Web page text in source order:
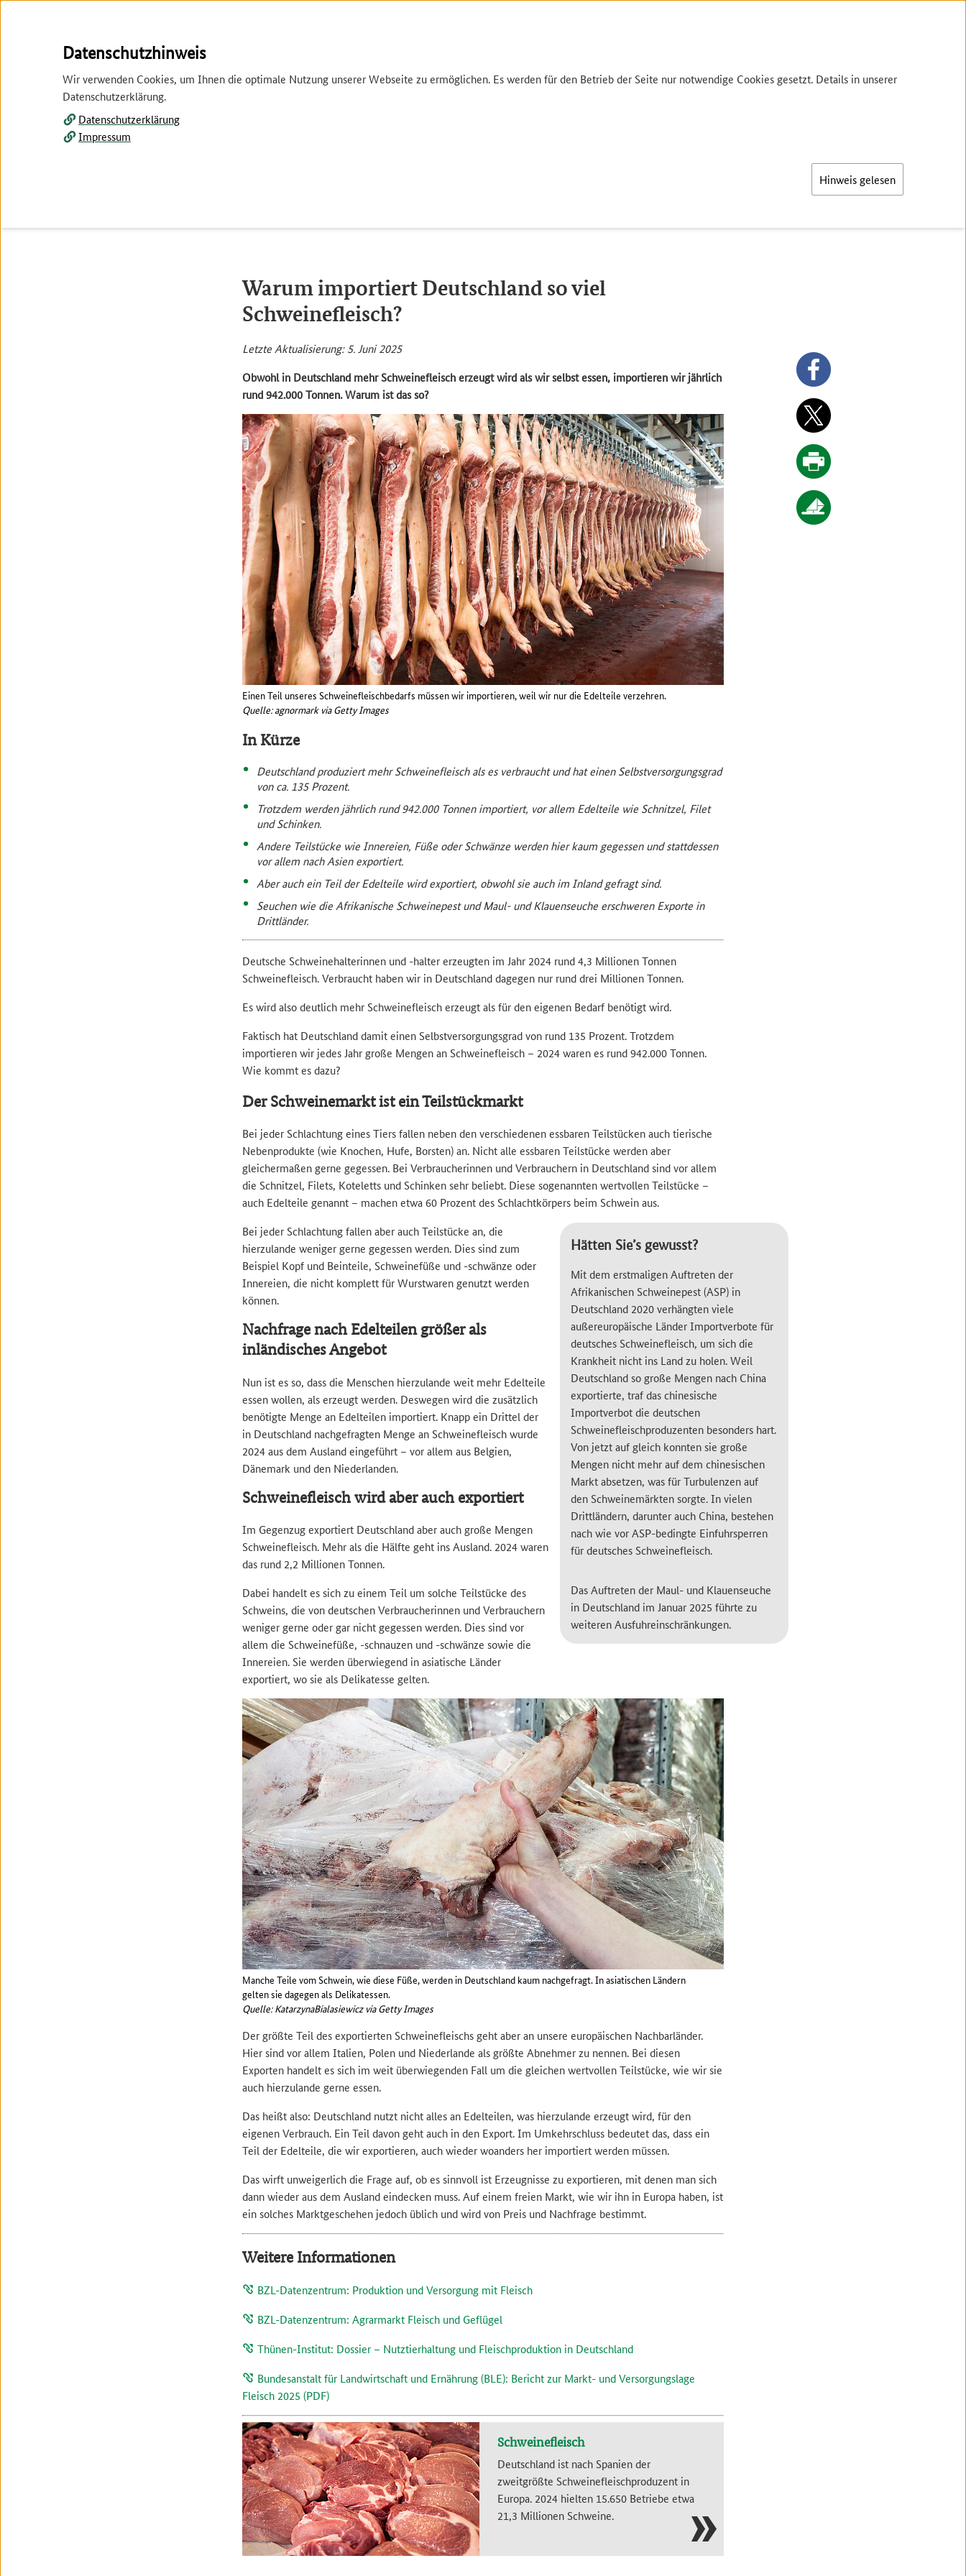
Hauptnavigation
Warum importiert Deutschland so viel
Schweinefleisch?
Letzte Aktualisierung: 5. Juni 2025
Obwohl in Deutschland mehr Schweinefleisch erzeugt wird als wir selbst essen, importieren wir jährlich
rund 942.000 Tonnen. Warum ist das so?
Einen Teil unseres Schweinefleischbedarfs müssen wir importieren, weil wir nur die Edelteile verzehren.
Quelle: agnormark via Getty Images
In Kürze
Deutschland produziert mehr Schweinefleisch als es verbraucht und hat einen Selbstversorgungsgrad
von ca. 135 Prozent.
Trotzdem werden jährlich rund 942.000 Tonnen importiert, vor allem Edelteile wie Schnitzel, Filet
und Schinken.
Andere Teilstücke wie Innereien, Füße oder Schwänze werden hier kaum gegessen und stattdessen
vor allem nach Asien exportiert.
Aber auch ein Teil der Edelteile wird exportiert, obwohl sie auch im Inland gefragt sind.
Seuchen wie die Afrikanische Schweinepest und Maul- und Klauenseuche erschweren Exporte in
Drittländer.
Deutsche Schweinehalterinnen und -halter erzeugten im Jahr 2024 rund 4,3 Millionen Tonnen
Schweinefleisch. Verbraucht haben wir in Deutschland dagegen nur rund drei Millionen Tonnen.
Es wird also deutlich mehr Schweinefleisch erzeugt als für den eigenen Bedarf benötigt wird.
Faktisch hat Deutschland damit einen Selbstversorgungsgrad von rund 135 Prozent. Trotzdem
importieren wir jedes Jahr große Mengen an Schweinefleisch – 2024 waren es rund 942.000 Tonnen.
Wie kommt es dazu?
Der Schweinemarkt ist ein Teilstückmarkt
Bei jeder Schlachtung eines Tiers fallen neben den verschiedenen essbaren Teilstücken auch tierische
Nebenprodukte (wie Knochen, Hufe, Borsten) an. Nicht alle essbaren Teilstücke werden aber
gleichermaßen gerne gegessen. Bei Verbraucherinnen und Verbrauchern in Deutschland sind vor allem
die Schnitzel, Filets, Koteletts und Schinken sehr beliebt. Diese sogenannten wertvollen Teilstücke –
auch Edelteile genannt – machen etwa 60 Prozent des Schlachtkörpers beim Schwein aus.
Hätten Sie’s gewusst?
Mit dem erstmaligen Auftreten der
Afrikanischen Schweinepest (ASP) in
Deutschland 2020 verhängten viele
außereuropäische Länder Importverbote für
deutsches Schweinefleisch, um sich die
Krankheit nicht ins Land zu holen. Weil
Deutschland so große Mengen nach China
exportierte, traf das chinesische
Importverbot die deutschen
Schweinefleischproduzenten besonders hart.
Von jetzt auf gleich konnten sie große
Mengen nicht mehr auf dem chinesischen
Markt absetzen, was für Turbulenzen auf
den Schweinemärkten sorgte. In vielen
Drittländern, darunter auch China, bestehen
nach wie vor ASP-bedingte Einfuhrsperren
für deutsches Schweinefleisch.
Das Auftreten der Maul- und Klauenseuche
in Deutschland im Januar 2025 führte zu
weiteren Ausfuhreinschränkungen.
Bei jeder Schlachtung fallen aber auch Teilstücke an, die
hierzulande weniger gerne gegessen werden. Dies sind zum
Beispiel Kopf und Beinteile, Schweinefüße und -schwänze oder
Innereien, die nicht komplett für Wurstwaren genutzt werden
können.
Nachfrage nach Edelteilen größer als
inländisches Angebot
Nun ist es so, dass die Menschen hierzulande weit mehr Edelteile
essen wollen, als erzeugt werden. Deswegen wird die zusätzlich
benötigte Menge an Edelteilen importiert. Knapp ein Drittel der
in Deutschland nachgefragten Menge an Schweinefleisch wurde
2024 aus dem Ausland eingeführt – vor allem aus Belgien,
Dänemark und den Niederlanden.
Schweinefleisch wird aber auch exportiert
Im Gegenzug exportiert Deutschland aber auch große Mengen
Schweinefleisch. Mehr als die Hälfte geht ins Ausland. 2024 waren
das rund 2,2 Millionen Tonnen.
Dabei handelt es sich zu einem Teil um solche Teilstücke des
Schweins, die von deutschen Verbraucherinnen und Verbrauchern
weniger gerne oder gar nicht gegessen werden. Dies sind vor
allem die Schweinefüße, -schnauzen und -schwänze sowie die
Innereien. Sie werden überwiegend in asiatische Länder
exportiert, wo sie als Delikatesse gelten.
Manche Teile vom Schwein, wie diese Füße, werden in Deutschland kaum nachgefragt. In asiatischen Ländern
gelten sie dagegen als Delikatessen.
Quelle: KatarzynaBialasiewicz via Getty Images
Der größte Teil des exportierten Schweinefleischs geht aber an unsere europäischen Nachbarländer.
Hier sind vor allem Italien, Polen und Niederlande als größte Abnehmer zu nennen. Bei diesen
Exporten handelt es sich im weit überwiegenden Fall um die gleichen wertvollen Teilstücke, wie wir sie
auch hierzulande gerne essen.
Das heißt also: Deutschland nutzt nicht alles an Edelteilen, was hierzulande erzeugt wird, für den
eigenen Verbrauch. Ein Teil davon geht auch in den Export. Im Umkehrschluss bedeutet das, dass ein
Teil der Edelteile, die wir exportieren, auch wieder woanders her importiert werden müssen.
Das wirft unweigerlich die Frage auf, ob es sinnvoll ist Erzeugnisse zu exportieren, mit denen man sich
dann wieder aus dem Ausland eindecken muss. Auf einem freien Markt, wie wir ihn in Europa haben, ist
ein solches Marktgeschehen jedoch üblich und wird von Preis und Nachfrage bestimmt.
Weitere Informationen
BZL-Datenzentrum: Produktion und Versorgung mit Fleisch
BZL-Datenzentrum: Agrarmarkt Fleisch und Geflügel
Thünen-Institut: Dossier – Nutztierhaltung und Fleischproduktion in Deutschland
Bundesanstalt für Landwirtschaft und Ernährung (BLE): Bericht zur Markt- und Versorgungslage
Fleisch 2025 (PDF)
Schweinefleisch
Deutschland ist nach Spanien der
zweitgrößte Schweinefleischproduzent in
Europa. 2024 hielten 15.650 Betriebe etwa
21,3 Millionen Schweine.
Datenschutzhinweis
Wir verwenden Cookies, um Ihnen die optimale Nutzung unserer Webseite zu ermöglichen. Es werden für den Betrieb der Seite nur notwendige Cookies gesetzt. Details in unserer
Datenschutzerklärung.
Datenschutzerklärung
Impressum
Hinweis gelesen